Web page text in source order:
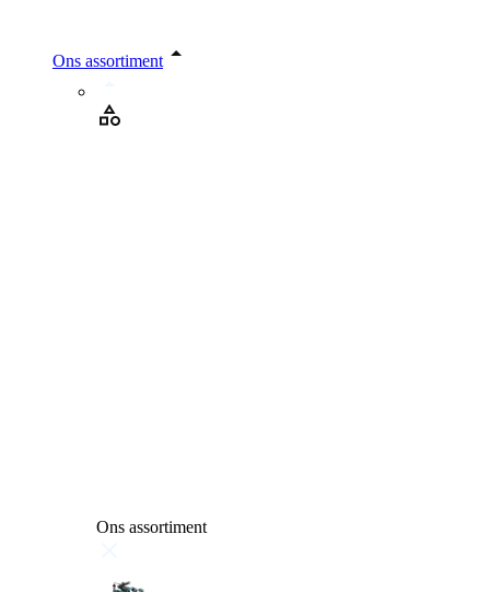
Ons assortiment
Ons assortiment